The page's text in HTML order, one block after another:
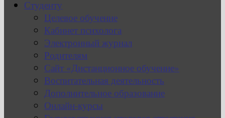
Студенту
Целевое обучение
Кабинет психолога
Электронный журнал
Родителям
Сайт «Дистанционное обучение»
Воспитательная деятельность
Дополнительное образование
Онлайн-курсы